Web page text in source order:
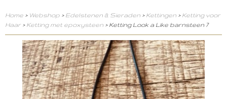
Home > Webshop > Edelstenen & Sieraden > Kettingen > Ketting voor
Haar > Ketting met epoxysteen > Ketting Look a Like barnsteen 7